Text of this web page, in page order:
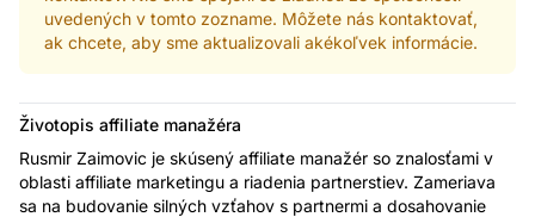
uvedených v tomto zozname. Môžete nás kontaktovať,
ak chcete, aby sme aktualizovali akékoľvek informácie.
Životopis affiliate manažéra
Rusmir Zaimovic je skúsený affiliate manažér so znalosťami v
oblasti affiliate marketingu a riadenia partnerstiev. Zameriava
sa na budovanie silných vzťahov s partnermi a dosahovanie